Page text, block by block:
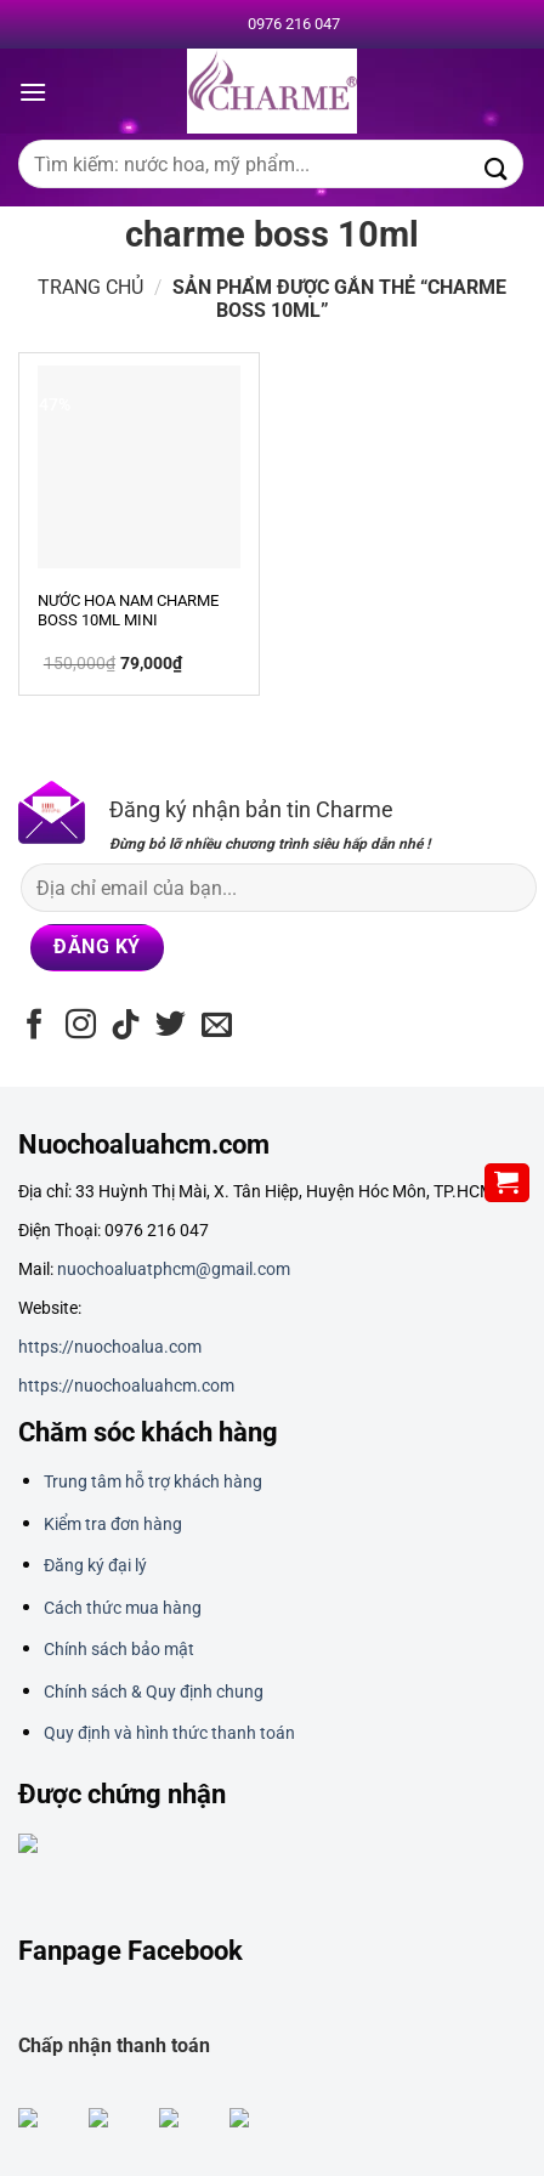
Chuyển
đến
dung
0976 216 047
Tìm
kiếm:
charme boss 10ml
TRANG CHỦ / SẢN PHẨM ĐƯỢC GẮN THẺ “CHARME
BOSS 10ML”
NƯỚC HOA NAM CHARME
BOSS 10ML MINI
150,000₫ Giá
gốc
79,000₫Giá
hiện
Đăng ký nhận bản tin Charme
Đừng bỏ lỡ nhiều chương trình siêu hấp dẫn nhé !
Nuochoaluahcm.com
Địa chỉ: 33 Huỳnh Thị Mài, X. Tân Hiệp, Huyện Hóc Môn, TP.HCM
Điện Thoại: 0976 216 047
Mail: nuochoaluatphcm@gmail.com
Website:
https://nuochoalua.com
https://nuochoaluahcm.com
Chăm sóc khách hàng
Trung tâm hỗ trợ khách hàng
Kiểm tra đơn hàng
Đăng ký đại lý
Cách thức mua hàng
Chính sách bảo mật
Chính sách & Quy định chung
Quy định và hình thức thanh toán
Được chứng nhận
Fanpage Facebook
Chấp nhận thanh toán